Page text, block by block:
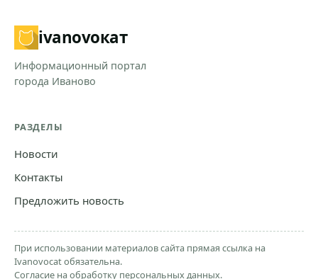
ivanovoкат
Информационный портал
города Иваново
РАЗДЕЛЫ
Новости
Контакты
Предложить новость
При использовании материалов сайта прямая ссылка на
Ivanovocat обязательна.
Согласие на обработку персональных данных.